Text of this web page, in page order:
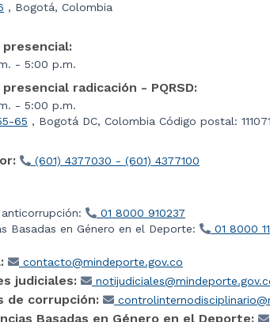
, Bogotá, Colombia
- 5:00 p.m.
radicación - PQRSD:
- 5:00 p.m.
65 , Bogotá DC, Colombia Código postal: 111071
(601) 4377030 - (601) 4377100
01 8000 910237
Basadas en Género en el Deporte:
01 8000
contacto@mindeporte.gov.co
judiciales:
de corrupción:
Basadas en Género en el Deporte: